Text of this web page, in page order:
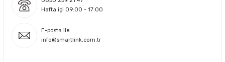
Hafta içi 09:00 - 17:00
E-posta ile
info@smartlink.com.tr